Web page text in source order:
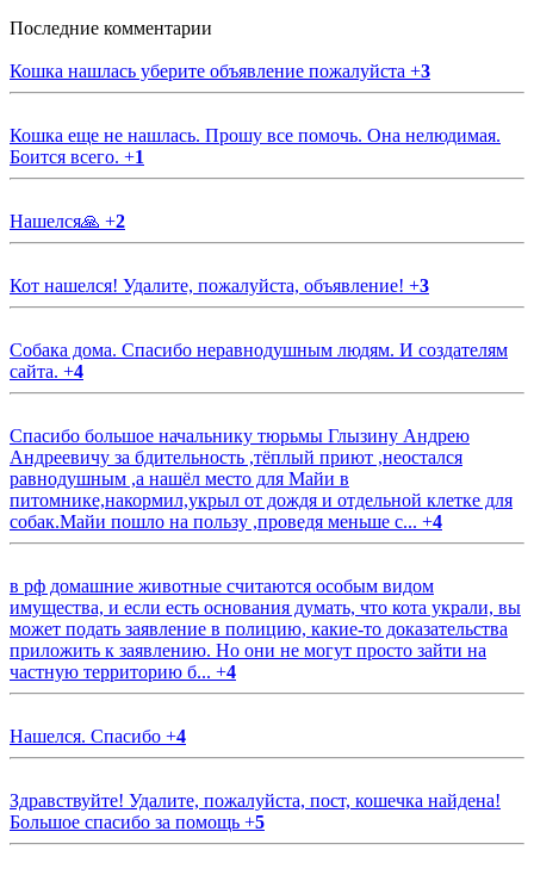
Последние комментарии
Кошка нашлась уберите объявление пожалуйста +3
Кошка еще не нашлась. Прошу все помочь. Она нелюдимая.
Боится всего. +1
Нашелся🙏 +2
Кот нашелся! Удалите, пожалуйста, объявление! +3
Собака дома. Спасибо неравнодушным людям. И создателям
сайта. +4
Спасибо большое начальнику тюрьмы Глызину Андрею
Андреевичу за бдительность ,тёплый приют ,неостался
равнодушным ,а нашёл место для Майи в
питомнике,накормил,укрыл от дождя и отдельной клетке для
собак.Майи пошло на пользу ,проведя меньше с... +4
в рф домашние животные считаются особым видом
имущества, и если есть основания думать, что кота украли, вы
может подать заявление в полицию, какие-то доказательства
приложить к заявлению. Но они не могут просто зайти на
частную территорию б... +4
Нашелся. Спасибо +4
Здравствуйте! Удалите, пожалуйста, пост, кошечка найдена!
Большое спасибо за помощь +5